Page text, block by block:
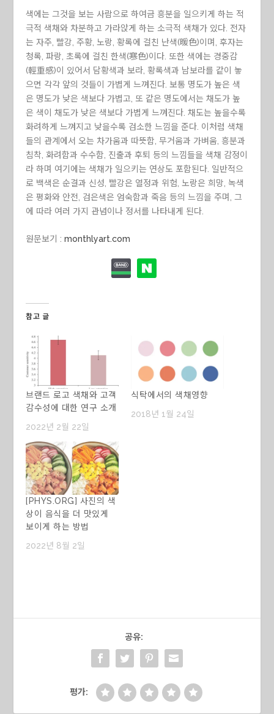
색에는 그것을 보는 사람으로 하여금 흥분을 일으키게 하는 적
극적 색채와 차분하고 가라앉게 하는 소극적 색채가 있다. 전자
는 자주, 빨강, 주황, 노랑, 황록에 걸친 난색(暖色)이며, 후자는
청록, 파랑, 초록에 걸친 한색(寒色)이다. 또한 색에는 경중감
(輕重感)이 있어서 담황색과 보라, 황록색과 남보라를 같이 놓
으면 각각 앞의 것들이 가볍게 느껴진다. 보통 명도가 높은 색
은 명도가 낮은 색보다 가볍고, 또 같은 명도에서는 채도가 높
은 색이 채도가 낮은 색보다 가볍게 느껴진다. 채도는 높을수록
화려하게 느껴지고 낮을수록 검소한 느낌을 준다. 이처럼 색채
들의 관계에서 오는 차가움과 따뜻함, 무거움과 가벼움, 흥분과
침착, 화려함과 수수함, 진출과 후퇴 등의 느낌들을 색채 감정이
라 하며 여기에는 색채가 일으키는 연상도 포함된다. 일반적으
로 백색은 순결과 신성, 빨강은 열정과 위험, 노랑은 희망, 녹색
은 평화와 안전, 검은색은 엄숙함과 죽음 등의 느낌을 주며, 그
에 따라 여러 가지 관념이나 정서를 나타내게 된다.
원문보기 :monthlyart.com
참고 글
브랜드 로고 색채와 고객
감수성에 대한 연구 소개
2022년 2월 22일
식탁에서의 색채영향
2018년 1월 24일
[PHYS.ORG] 사진의 색
상이 음식을 더 맛있게
보이게 하는 방법
2022년 8월 2일
공유:
평가: